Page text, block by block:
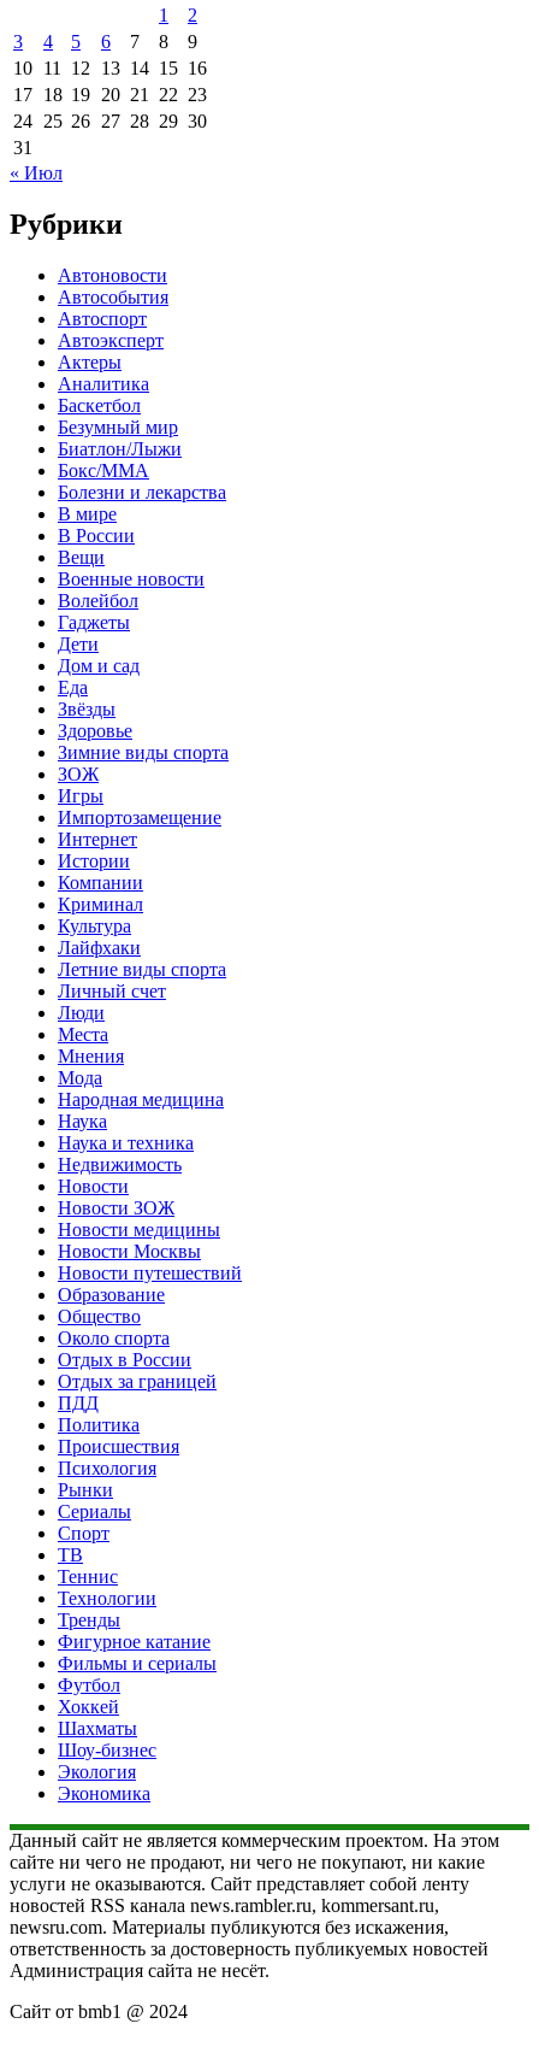
1
2
3
4 5 6 7 8
9
10 11 12 13 14 15 16
17 18 19 20 21 22 23
24 25 26 27 28 29 30
31
« Июл
Рубрики
Автоновости
Автособытия
Автоспорт
Автоэксперт
Актеры
Аналитика
Баскетбол
Безумный мир
Биатлон/Лыжи
Бокс/MMA
Болезни и лекарства
В мире
В России
Вещи
Военные новости
Волейбол
Гаджеты
Дети
Дом и сад
Еда
Звёзды
Здоровье
Зимние виды спорта
ЗОЖ
Игры
Импортозамещение
Интернет
Истории
Компании
Криминал
Культура
Лайфхаки
Летние виды спорта
Личный счет
Люди
Места
Мнения
Мода
Народная медицина
Наука
Наука и техника
Недвижимость
Новости
Новости ЗОЖ
Новости медицины
Новости Москвы
Новости путешествий
Образование
Общество
Около спорта
Отдых в России
Отдых за границей
ПДД
Политика
Происшествия
Психология
Рынки
Сериалы
Спорт
ТВ
Теннис
Технологии
Тренды
Фигурное катание
Фильмы и сериалы
Футбол
Хоккей
Шахматы
Шоу-бизнес
Экология
Экономика
Данный сайт не является коммерческим проектом. На этом
сайте ни чего не продают, ни чего не покупают, ни какие
услуги не оказываются. Сайт представляет собой ленту
новостей RSS канала news.rambler.ru, kommersant.ru,
newsru.com. Материалы публикуются без искажения,
ответственность за достоверность публикуемых новостей
Администрация сайта не несёт.
Сайт от bmb1 @ 2024